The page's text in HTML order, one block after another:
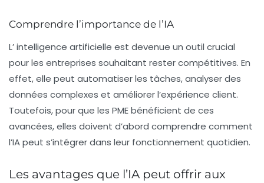
Comprendre l’importance de l’IA
L’intelligence artificielle est devenue un outil crucial
pour les entreprises souhaitant rester compétitives. En
effet, elle peut automatiser les tâches, analyser des
données complexes et améliorer l’expérience client.
Toutefois, pour que les PME bénéficient de ces
avancées, elles doivent d’abord comprendre comment
l’IA peut s’intégrer dans leur fonctionnement quotidien.
Les avantages que l’IA peut offrir aux